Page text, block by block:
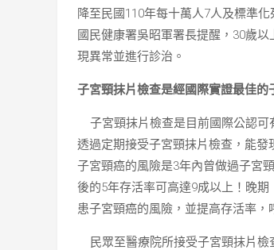
降至民國110年每十萬人7人及標準
國民健康署吳昭軍署長提醒，30歲
現異常並進行診治。
子宮頸抹片檢查是經國際實證最佳的
子宮頸抹片檢查是目前國際公認可
透過定期接受子宮頸抹片檢查，能
子宮頸癌的風險是3年內曾做過子宮
後的5年存活率可高達9成以上！晚
患子宮頸癌的風險，並提高存活率
民眾至醫療院所接受子宮頸抹片檢